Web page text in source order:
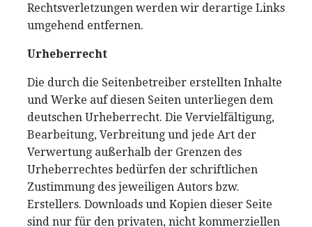
Rechtsverletzungen werden wir derartige Links
umgehend entfernen.
Urheberrecht
Die durch die Seitenbetreiber erstellten Inhalte
und Werke auf diesen Seiten unterliegen dem
deutschen Urheberrecht. Die Vervielfältigung,
Bearbeitung, Verbreitung und jede Art der
Verwertung außerhalb der Grenzen des
Urheberrechtes bedürfen der schriftlichen
Zustimmung des jeweiligen Autors bzw.
Erstellers. Downloads und Kopien dieser Seite
sind nur für den privaten, nicht kommerziellen